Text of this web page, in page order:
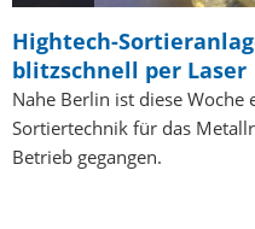
Hightech-
blitzschnell per Laser
Nahe Berlin ist diese Woche
Sortiertechnik für das
Betrieb gegangen.